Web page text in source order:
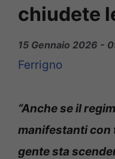
chiudete
15 Gennaio 2026 -
Ferrigno
“Anche se il
manifestanti con
gente sta